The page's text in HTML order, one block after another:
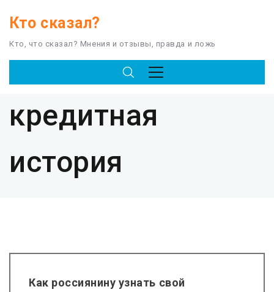
Кто сказал?
Кто, что сказал? Мнения и отзывы, правда и ложь
кредитная
история
Как россиянину узнать свой